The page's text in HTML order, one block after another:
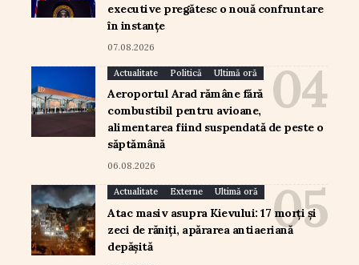
executive pregătesc o nouă confruntare
în instanțe
07.08.2026
Actualitate Politică Ultimă oră
Aeroportul Arad rămâne fără
combustibil pentru avioane,
alimentarea fiind suspendată de peste o
săptămână
06.08.2026
Actualitate Externe Ultimă oră
Atac masiv asupra Kievului: 17 morți și
zeci de răniți, apărarea antiaeriană
depășită